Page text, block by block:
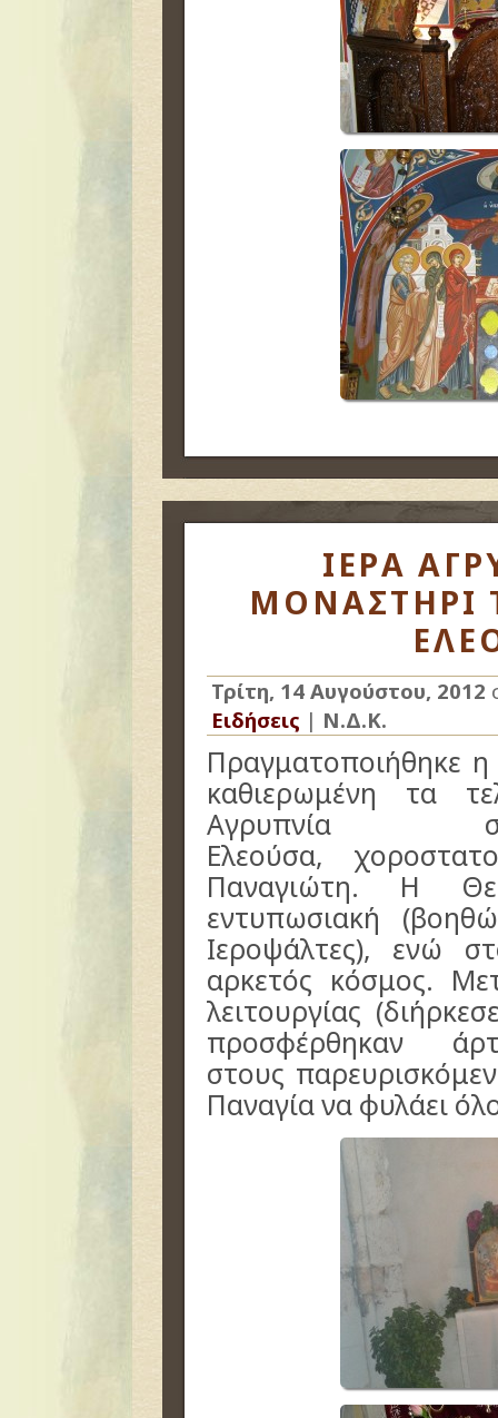
ΙΕΡΑ
ΜΟΝΑΣΤΗΡΙ
Τρίτη, 14 Αυγούστου, 2012
Ειδήσεις | Ν.Δ.Κ.
Πραγματοποιήθηκε
καθιερωμένη τα
Αγρυπνία
Ελεούσα,
Παναγιώτη. Η
εντυπωσιακή
Ιεροψάλτες), ενώ
αρκετός κόσμος.
λειτουργίας
προσφέρθηκαν
στους
Παναγία να φυλάει